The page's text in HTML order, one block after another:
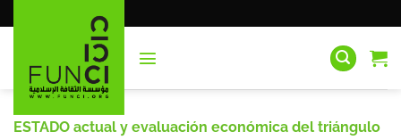
al
ESTADO actual y evaluación económica del triángulo